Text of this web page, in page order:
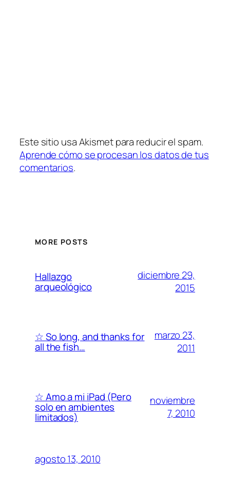
Este sitio usa Akismet para reducir el spam.
Aprende cómo se procesan los datos de tus
comentarios.
MORE POSTS
Hallazgo
arqueológico
diciembre 29,
2015
☆ So long, and thanks for
all the fish…
marzo 23,
2011
☆ Amo a mi iPad (Pero
solo en ambientes
limitados)
noviembre
7, 2010
agosto 13, 2010